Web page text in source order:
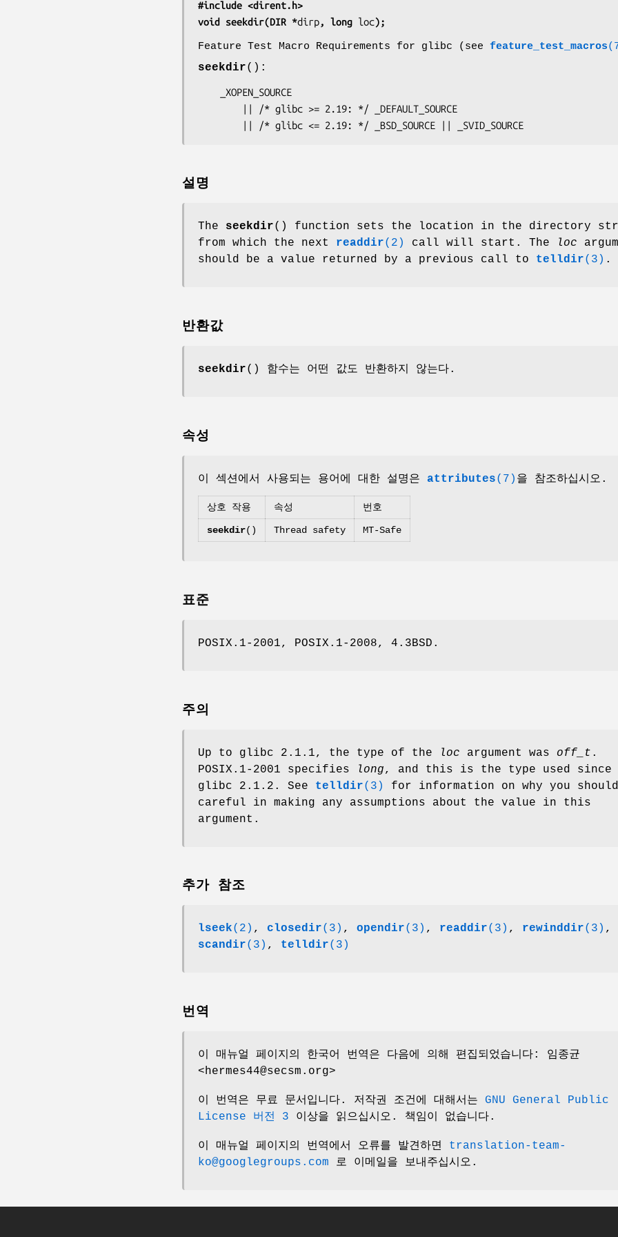
#include <dirent.h>
void seekdir(DIR *dirp, long loc);
Feature Test Macro Requirements for glibc (see feature_test_macros
seekdir():
        || /* glibc <= 2.19: */ _BSD_SOURCE || _SVID_SOURCE
설명
The seekdir() function sets the location in the directory
from which the next readdir(2) call will start. The loc
should be a value returned by a previous call to telldir(3) .
반환값
seekdir() 함수는 어떤 값도 반환하지 않는다.
속성
이 섹션에서 사용되는 용어에 대한 설명은 attributes(7) 을 참조하십시오.
상호 작용 속성 번호
seekdir() Thread safety MT-Safe
표준
POSIX.1-2001, POSIX.1-2008, 4.3BSD.
주의
Up to glibc 2.1.1, the type of the loc argument was off_t .
POSIX.1-2001 specifies
long, and this is the type used since
glibc 2.1.2. See telldir(3)
for information on why you
careful in making any assumptions about the value in this
argument.
추가 참조
lseek(2) , closedir(3) , opendir(3) , readdir(3) , rewinddir(3) ,
scandir(3) , telldir(3)
번역
이 매뉴얼 페이지의 한국어 번역은 다음에 의해 편집되었습니다: 임종균
<hermes44@secsm.org>
이 번역은 무료 문서입니다. 저작권 조건에 대해서는 GNU General Public
License 버전 3 이상을 읽으십시오. 책임이 없습니다.
이 매뉴얼 페이지의 번역에서 오류를 발견하면 translation-team-
ko@googlegroups.com 로 이메일을 보내주십시오.